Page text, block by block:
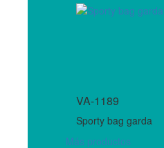
VA-1189
Sporty bag garda
Más productos